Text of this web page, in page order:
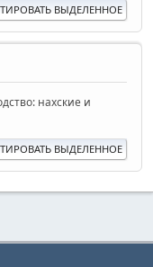
ВЫДЕЛЕННОЕ
нахские и
ВЫДЕЛЕННОЕ